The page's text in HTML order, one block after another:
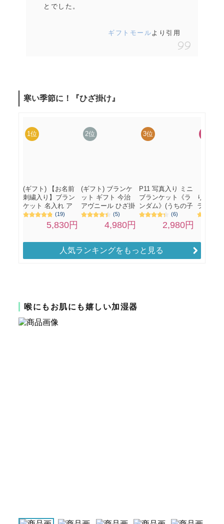
とでした。
ギフトモールより引用
人気ランキングをもっと見る
喉にもお肌にも嬉しい加湿器